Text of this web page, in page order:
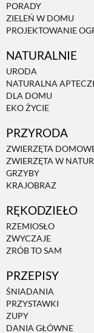
PORADY
ZIELEŃ W DOMU
PROJEKTOWANIE
NATURALNIE
URODA
NATURALNA
DLA DOMU
EKO ŻYCIE
PRZYRODA
ZWIERZĘTA
ZWIERZĘTA W
GRZYBY
KRAJOBRAZ
RĘKODZIEŁO
RZEMIOSŁO
ZWYCZAJE
ZRÓB TO SAM
PRZEPISY
ŚNIADANIA
PRZYSTAWKI
ZUPY
DANIA GŁÓWNE